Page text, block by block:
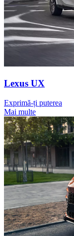
Lexus UX
Exprimă-ți puterea
Mai multe